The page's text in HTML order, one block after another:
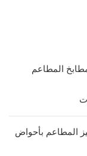
المطاعم
المطاعم بأحواض